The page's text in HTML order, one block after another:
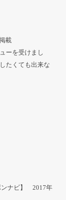
載
ーを受けまし
たくても出来な
ンナビ】 2017年